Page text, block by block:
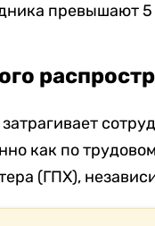
превышают
как по
(ГПХ),